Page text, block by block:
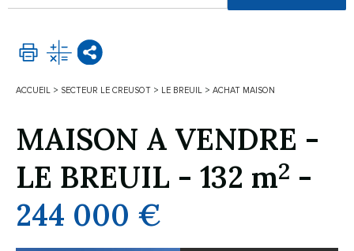
ACCUEIL > SECTEUR LE CREUSOT > LE BREUIL > ACHAT MAISON
MAISON A VENDRE -
LE BREUIL - 132 m2 -
244 000 €